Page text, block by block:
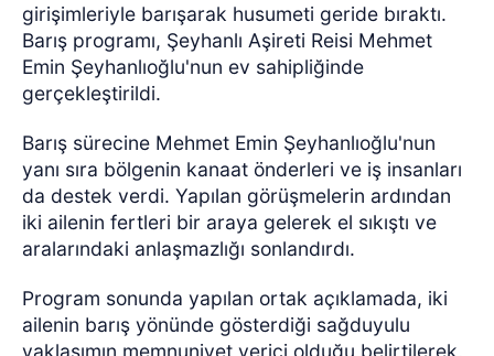
girişimleriyle barışarak husumeti geride bıraktı.
Barış programı, Şeyhanlı Aşireti Reisi Mehmet
Emin Şeyhanlıoğlu'nun ev sahipliğinde
gerçekleştirildi.
Barış sürecine Mehmet Emin Şeyhanlıoğlu'nun
yanı sıra bölgenin kanaat önderleri ve iş insanları
da destek verdi. Yapılan görüşmelerin ardından
iki ailenin fertleri bir araya gelerek el sıkıştı ve
aralarındaki anlaşmazlığı sonlandırdı.
Program sonunda yapılan ortak açıklamada, iki
ailenin barış yönünde gösterdiği sağduyulu
yaklaşımın memnuniyet verici olduğu belirtilerek,